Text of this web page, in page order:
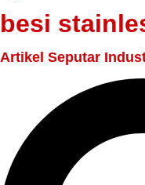
besi
Artikel Seputar